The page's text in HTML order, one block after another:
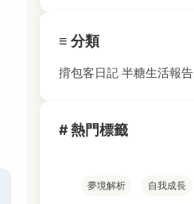
≡ 分類
揹包客日記 半糖生活報告
# 熱門標籤
夢境解析 自我成長